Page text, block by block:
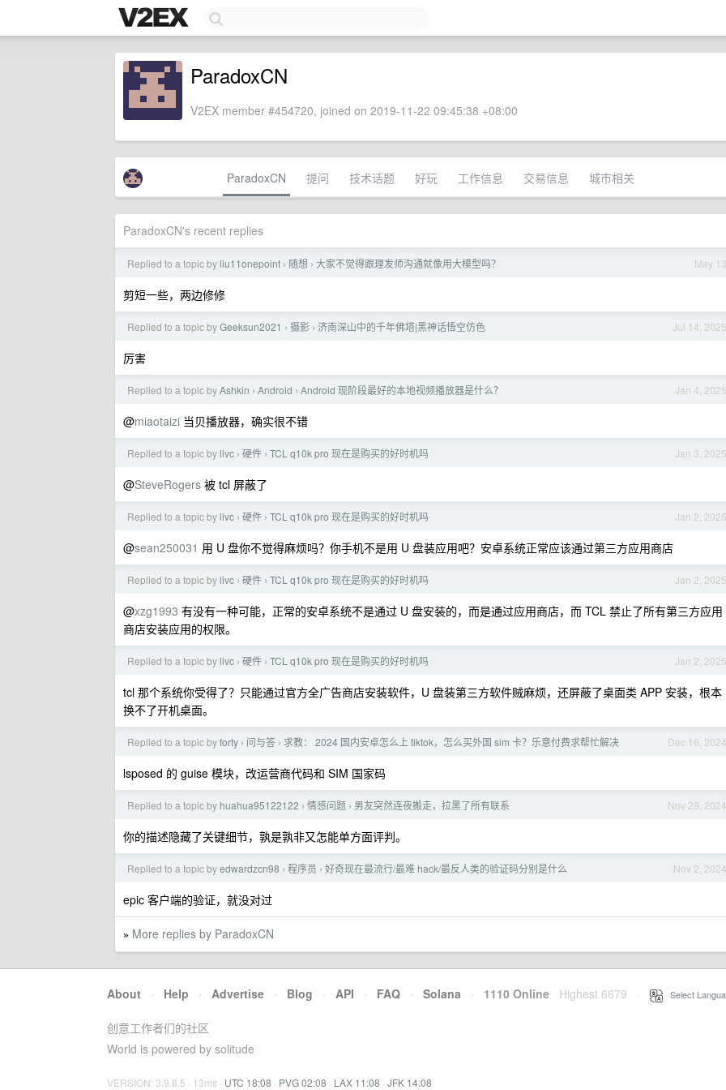
ParadoxCN
V2EX member #454720, joined on 2019-11-22 09:45:38 +08:00
ParadoxCN 提问 技术话题 好玩 工作信息 交易信息 城市相关
ParadoxCN's recent replies
May 13
Replied to a topic by liu11onepoint › 随想 › 大家不觉得跟理发师沟通就像用大模型吗？
剪短一些，两边修修
Jul 14, 2025
Replied to a topic byGeeksun2021 › 摄影 › 济南深山中的千年佛塔|黑神话悟空仿色
厉害
Jan 4, 2025
Replied to a topic byAshkin › Android › Android 现阶段最好的本地视频播放器是什么？
@miaotaizi 当贝播放器，确实很不错
Jan 3, 2025
Replied to a topic by livc › 硬件 › TCL q10k pro 现在是购买的好时机吗
@SteveRogers 被 tcl 屏蔽了
Jan 2, 2025
Replied to a topic by livc › 硬件 › TCL q10k pro 现在是购买的好时机吗
@sean250031 用 U 盘你不觉得麻烦吗？你手机不是用 U 盘装应用吧？安卓系统正常应该通过第三方应用商店
Jan 2, 2025
Replied to a topic by livc › 硬件 › TCL q10k pro 现在是购买的好时机吗
@xzg1993 有没有一种可能，正常的安卓系统不是通过 U 盘安装的，而是通过应用商店，而 TCL 禁止了所有第三方应用
商店安装应用的权限。
Jan 2, 2025
Replied to a topic by livc › 硬件 › TCL q10k pro 现在是购买的好时机吗
tcl 那个系统你受得了？只能通过官方全广告商店安装软件，U 盘装第三方软件贼麻烦，还屏蔽了桌面类 APP 安装，根本
换不了开机桌面。
Dec 16, 2024
Replied to a topic byforty › 问与答 › 求教： 2024 国内安卓怎么上 tiktok，怎么买外国 sim 卡？乐意付费求帮忙解决
lsposed 的 guise 模块，改运营商代码和 SIM 国家码
Nov 29, 2024
Replied to a topic by huahua95122122 › 情感问题 › 男友突然连夜搬走，拉黑了所有联系
你的描述隐藏了关键细节，孰是孰非又怎能单方面评判。
Nov 2, 2024
Replied to a topic byedwardzcn98 › 程序员 › 好奇现在最流行/最难 hack/最反人类的验证码分别是什么
epic 客户端的验证，就没对过
» More replies by ParadoxCN
About · Help · Advertise · Blog · API · FAQ · Solana · 1110 Online Highest 6679 Select
创意工作者们的社区
World is powered by solitude
VERSION: 3.9.8.5 · 13ms · UTC 18:08 · PVG 02:08 · LAX 11:08 · JFK 14:08